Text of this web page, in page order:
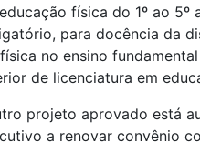
física do 1º ao 5º
para docência da
no ensino
de licenciatura em
aprovado está
a renovar convênio